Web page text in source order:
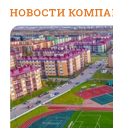
НОВОСТИ